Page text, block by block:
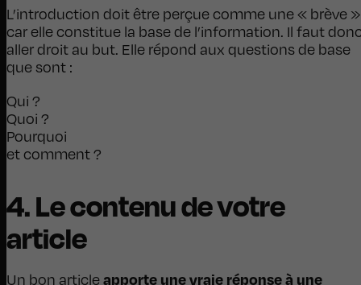
L’introduction doit être perçue comme une « brève »
car elle constitue la base de l’information. Il faut
aller droit au but. Elle répond aux questions de base
que sont :
Qui ?
Quoi ?
Pourquoi
et comment ?
4. Le contenu de votre
article
Un bon articleapporte une vraie réponse à une